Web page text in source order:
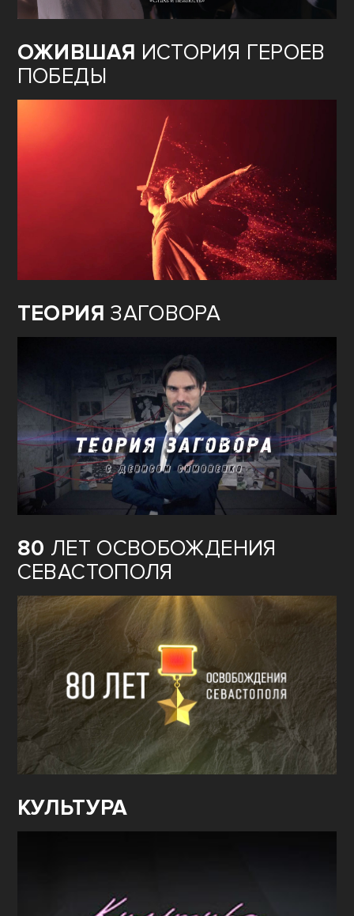
ОЖИВШАЯ ИСТОРИЯ ГЕРОЕВ
ПОБЕДЫ
ТЕОРИЯ ЗАГОВОРА
80 ЛЕТ ОСВОБОЖДЕНИЯ
СЕВАСТОПОЛЯ
КУЛЬТУРА